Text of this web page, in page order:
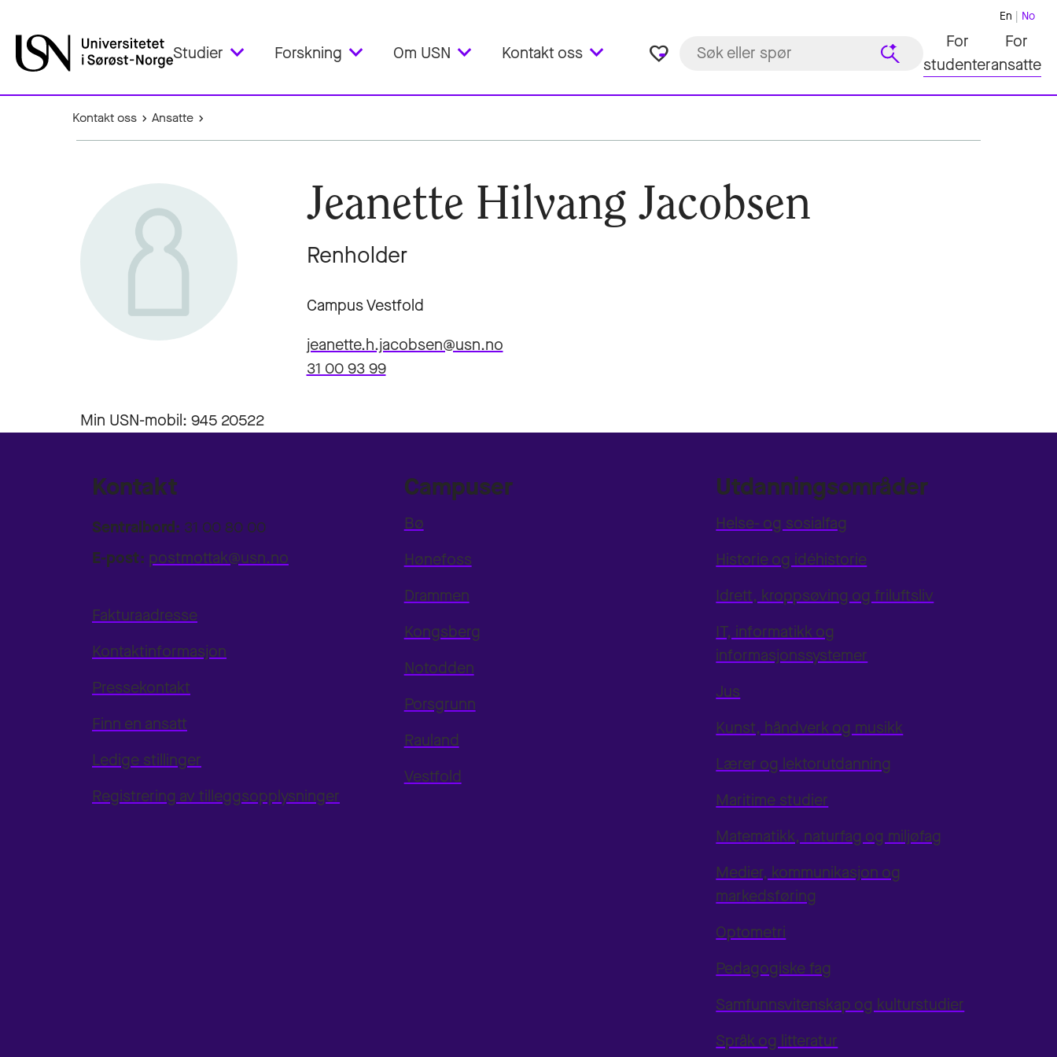
Studier Forskning Om USN Kontakt oss favorite_border
En No
For
studenter
For
ansatte
Kontakt oss Ansatte
Jeanette Hilvang Jacobsen
Renholder
Campus Vestfold
jeanette.h.jacobsen@usn.no
31 00 93 99
Min USN-mobil: 945 20522
Kontakt
Sentralbord: 31 00 80 00
E-post: postmottak@usn.no
Fakturaadresse
Kontaktinformasjon
Pressekontakt
Finn en ansatt
Ledige stillinger
Registrering av tilleggsopplysninger
Campuser
Bø
Hønefoss
Drammen
Kongsberg
Notodden
Porsgrunn
Rauland
Vestfold
Utdanningsområder
Helse- og sosialfag
Historie og idéhistorie
Idrett, kroppsøving og friluftsliv
IT, informatikk og
informasjonssystemer
Jus
Kunst, håndverk og musikk
Lærer og lektorutdanning
Maritime studier
Matematikk, naturfag og miljøfag
Medier, kommunikasjon og
markedsføring
Optometri
Pedagogiske fag
Samfunnsvitenskap og kulturstudier
Språk og litteratur